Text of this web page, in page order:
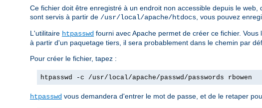
Ce fichier doit être enregistré à un endroit non accessible depuis le
sont servis à partir de /usr/local/apache/htdocs , vous pouvez
L'utilitaire htpasswd fourni avec Apache permet de créer ce fichier.
à partir d'un paquetage tiers, il sera probablement dans le chemin par
Pour créer le fichier, tapez :
htpasswd -c /usr/local/apache/passwd/passwords rbowen
htpasswd vous demandera d'entrer le mot de passe, et de le retaper